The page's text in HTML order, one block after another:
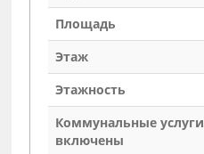
Площадь
Этаж
Этажность
Коммунальные услуги
включены